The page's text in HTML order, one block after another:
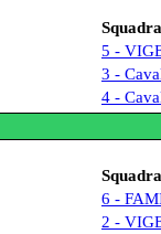
5 -
3 -
4 -
6 -
2 -